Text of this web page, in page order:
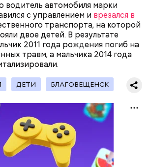
водитель автомобиля марки
с управлением и врезался в
транспорта, на которой
двое детей. В результате
2011 года рождения погиб на
травм, а мальчика 2014 года
ДЕТИ БЛАГОВЕЩЕНСК
установлена,
вероятный злоумышленник.
в Махачкале объявлен план
и выезд в город перекрыты.
патрулируют улицы,
вокзал и аэропорт.
в нормальных условиях.
часто уезжала из дома и
делами. С детьми неотлучно
— сообщил собеседник «ВМ».